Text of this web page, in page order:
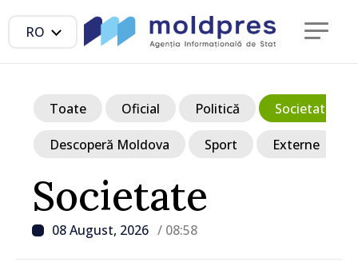
RO
Societate
08 August, 2026 / 08:58
Toate Oficial Politică Societate
Descoperă Moldova Sport Externe